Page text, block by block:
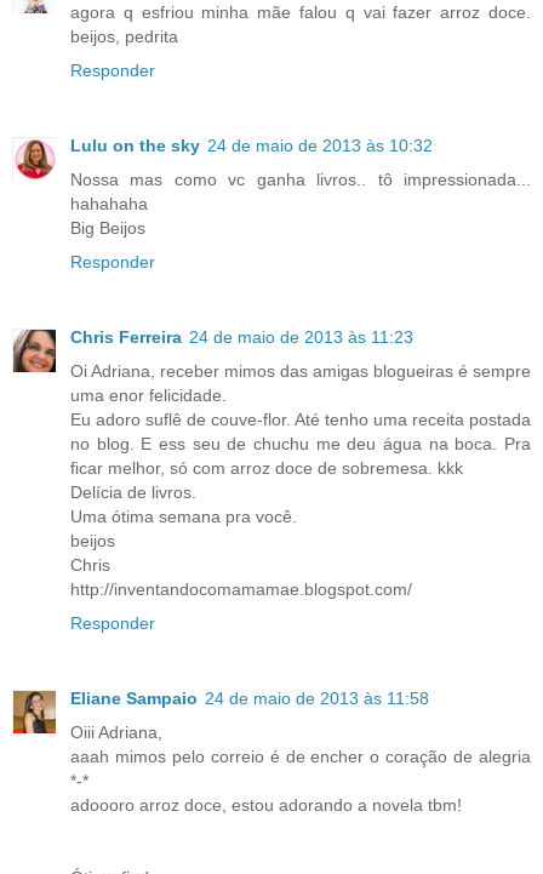
agora q esfriou minha mãe falou q vai fazer arroz doce.
beijos, pedrita
Responder
Lulu on the sky 24 de maio de 2013 às 10:32
Nossa mas como vc ganha livros.. tô impressionada...
hahahaha
Big Beijos
Responder
Chris Ferreira 24 de maio de 2013 às 11:23
Oi Adriana, receber mimos das amigas blogueiras é sempre
uma enor felicidade.
Eu adoro suflê de couve-flor. Até tenho uma receita postada
no blog. E ess seu de chuchu me deu água na boca. Pra
ficar melhor, só com arroz doce de sobremesa. kkk
Delícia de livros.
Uma ótima semana pra você.
beijos
Chris
http://inventandocomamamae.blogspot.com/
Responder
Eliane Sampaio 24 de maio de 2013 às 11:58
Oiii Adriana,
aaah mimos pelo correio é de encher o coração de alegria
*-*
adoooro arroz doce, estou adorando a novela tbm!